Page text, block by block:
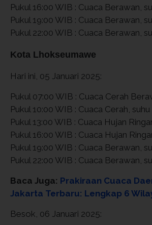
Pukul 16:00 WIB : Cuaca Berawan,
Pukul 19:00 WIB : Cuaca Berawan,
Pukul 22:00 WIB : Cuaca Berawan,
Kota Lhokseumawe
Hari ini, 05 Januari 2025:
Pukul 07:00 WIB : Cuaca Cerah
Pukul 10:00 WIB : Cuaca Cerah, suhu
Pukul 13:00 WIB : Cuaca Hujan
Pukul 16:00 WIB : Cuaca Hujan
Pukul 19:00 WIB : Cuaca Berawan,
Pukul 22:00 WIB : Cuaca Berawan,
Baca Juga: Prakiraan Cuaca
Jakarta Terbaru: Lengkap 6
Besok, 06 Januari 2025: